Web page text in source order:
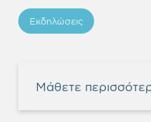
Εκδηλώσεις
Μάθετε